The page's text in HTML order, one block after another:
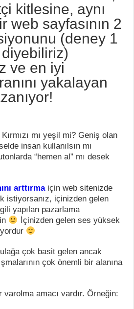
kitlesine, aynı
web sayfasının 2
(deney 1
ve en iyi
yakalayan
mı yeşil mi? Geniş olan
insan kullanılsın mı
“hemen al” mı desek
arttırmaiçin web sitenizde
istiyorsanız, içinizden gelen
yapılan pazarlama
İçinizden gelen ses yüksek
çok basit gelen ancak
çok önemli bir alanına
amacı vardır. Örneğin: